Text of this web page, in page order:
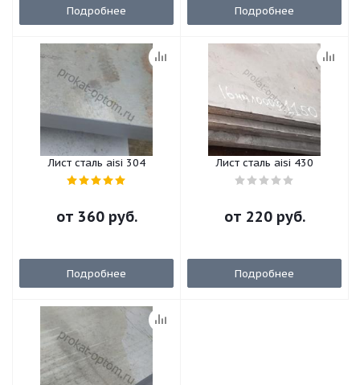
Подробнее Подробнее
Лист сталь aisi 304
от 360 руб.
Подробнее
Лист сталь aisi 430
от 220 руб.
Подробнее